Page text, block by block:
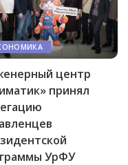
центр
принял
УрФУ